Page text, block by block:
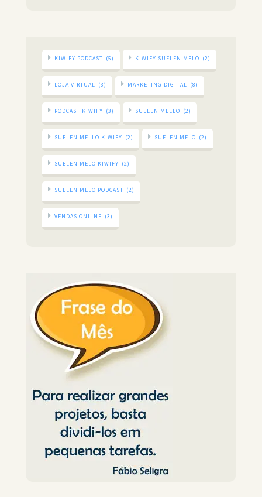
KIWIFY PODCAST (5) KIWIFY SUELEN MELO (2)
LOJA VIRTUAL (3) MARKETING DIGITAL (8)
PODCAST KIWIFY (3) SUELEN MELLO (2)
SUELEN MELLO KIWIFY (2) SUELEN MELO (2)
SUELEN MELO KIWIFY (2)
SUELEN MELO PODCAST (2)
VENDAS ONLINE (3)